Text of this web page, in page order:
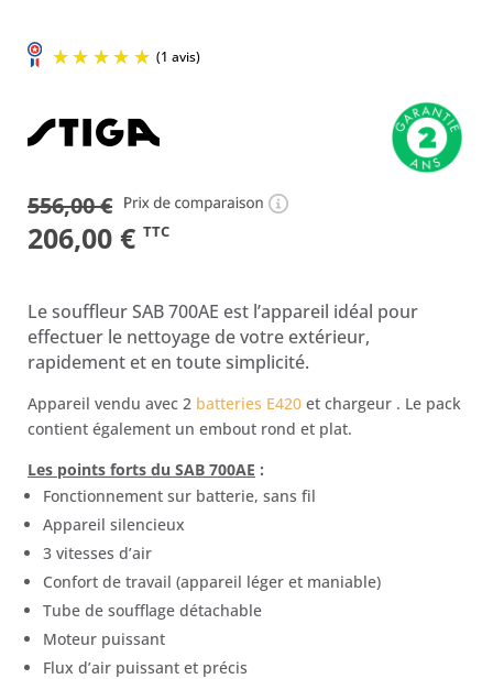
556,00€
Le
initial
était :
556,00 €.
206,00 €Le
actuel
est :
206,00 €.
TTC
Le souffleur SAB 700AE est l’appareil idéal pour
effectuer le nettoyage de votre extérieur,
rapidement et en toute simplicité.
Appareil vendu avec 2 batteries E420 et chargeur . Le pack
contient également un embout rond et plat.
Les points forts du SAB 700AE :
Fonctionnement sur batterie, sans fil
Appareil silencieux
3 vitesses d’air
Confort de travail (appareil léger et maniable)
Tube de soufflage détachable
Moteur puissant
Flux d’air puissant et précis